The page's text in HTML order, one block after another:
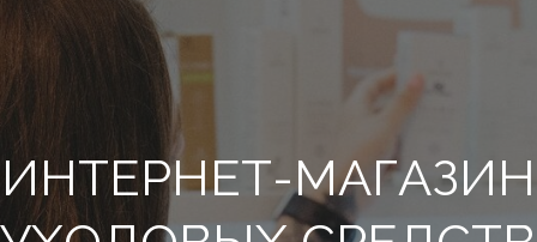
ИНТЕРНЕТ-МАГАЗИН
УХОДОВЫХ СРЕДСТВ
И ТОВАРОВ ДЛЯ
ЗДОРОВЬЯ